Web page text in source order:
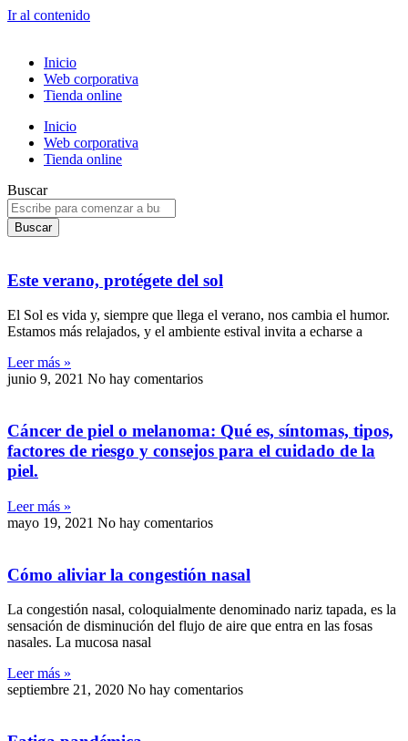
Ir al contenido
Inicio
Web corporativa
Tienda online
Inicio
Web corporativa
Tienda online
Buscar
Buscar
Este verano, protégete del sol
El Sol es vida y, siempre que llega el verano, nos cambia el humor.
Estamos más relajados, y el ambiente estival invita a echarse a
Leer más »
junio 9, 2021 No hay comentarios
Cáncer de piel o melanoma: Qué es, síntomas, tipos,
factores de riesgo y consejos para el cuidado de la
piel.
Leer más »
mayo 19, 2021 No hay comentarios
Cómo aliviar la congestión nasal
La congestión nasal, coloquialmente denominado nariz tapada, es la
sensación de disminución del flujo de aire que entra en las fosas
nasales. La mucosa nasal
Leer más »
septiembre 21, 2020 No hay comentarios